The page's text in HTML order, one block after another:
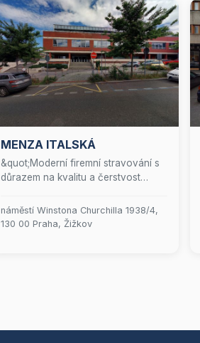
MENZA ITALSKÁ
&quot;Moderní firemní stravování s
důrazem na kvalitu a čerstvost
náměstí Winstona Churchilla 1938/4,
130 00 Praha, Žižkov